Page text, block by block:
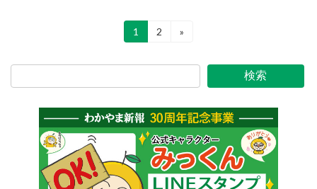
固
定
ジ
1
固
ジ
2 »
検索